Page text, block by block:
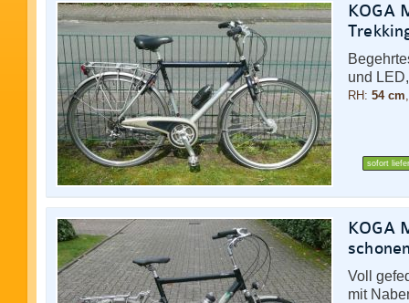
KOGA
und
RH: 54 cm
sofort
KOGA
Voll
mit